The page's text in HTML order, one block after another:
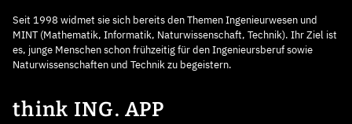
Seit 1998 widmet sie sich bereits den Themen Ingenieurwesen und
MINT (Mathematik, Informatik, Naturwissenschaft, Technik). Ihr Ziel ist
es, junge Menschen schon frühzeitig für den Ingenieursberuf sowie
Naturwissenschaften und Technik zu begeistern.
think ING. APP